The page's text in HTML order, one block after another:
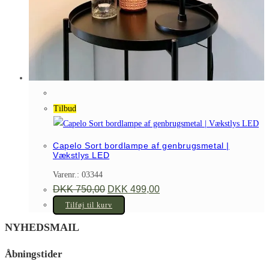
Tilbud
Capelo Sort bordlampe af genbrugsmetal |
Vækstlys LED
Varenr.: 03344
DKK750,00 Den
oprindelige
pris
var:
DKK 499,00Den
aktuelle
Tilføj til kurv
NYHEDSMAIL
Åbningstider